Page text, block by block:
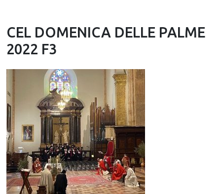
CEL DOMENICA DELLE PALME
2022 F3